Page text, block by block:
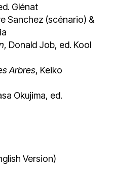
Glénat
Sanchez (scénario) &
, Donald Job, ed. Kool
Arbres, Keiko
Okujima, ed.
Version)